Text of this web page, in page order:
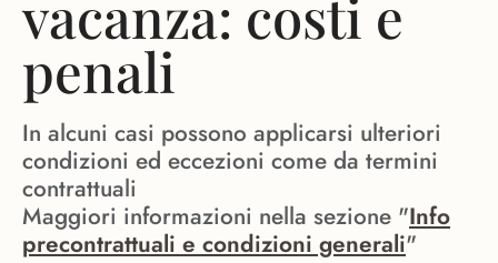
vacanza: costi e
penali
In alcuni casi possono applicarsi ulteriori
condizioni ed eccezioni come da termini
contrattuali
Maggiori informazioni nella sezione "Info
precontrattuali e condizioni generali"